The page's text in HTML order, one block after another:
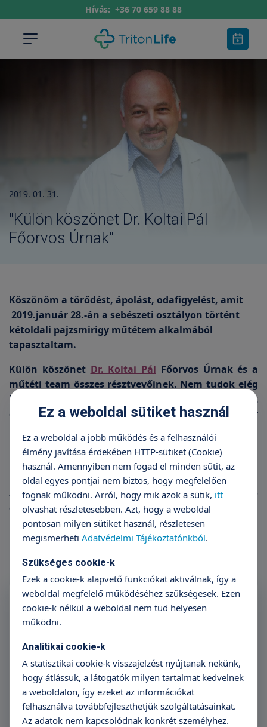
Hívás: +36 70 659 88 88
2019. 01. 31.
"Külön köszönet Dr. Koltai Pál
Főorvos Úrnak"
Köszönöm a törődést, ápolást, odafigyelést, amit
2019.január 28.-án a sebészeti osztályon történt
kétoldali pajzsmirigy műtétem alkalmából
tapasztaltam.
Külön köszönet Dr. Koltai Pál Főorvos Úrnak és a
műtéti team összes résztvevőinek. Nem tudok elég
hálás lenni. Nagyon sok szeretettel gondolok az
osztály dolgozóira, kiemelten Ildikó Főnővér
műtét előtt lelkiekben is erősítést adott.
A Róbert Magánkórház összes dolgozójának jó
egészséget és további sikeres munkát kívánok!
Feliratkozás a Triton
Hírlevélre
Név
E-mail cím
Feliratkozás
Ez a weboldal sütiket használ
Ez a weboldal a jobb működés és a felhasználói
élmény javítása érdekében HTTP-sütiket (Cookie)
használ. Amennyiben nem fogad el minden sütit, az
oldal egyes pontjai nem biztos, hogy megfelelően
fognak működni. Arról, hogy mik azok a sütik, itt
olvashat részletesebben. Azt, hogy a weboldal
pontosan milyen sütiket használ, részletesen
megismerheti Adatvédelmi Tájékoztatónkból.
Szükséges cookie-k
Ezek a cookie-k alapvető funkciókat aktiválnak, így a
weboldal megfelelő működéséhez szükségesek. Ezen
cookie-k nélkül a weboldal nem tud helyesen
működni.
Analitikai cookie-k
A statisztikai cookie-k visszajelzést nyújtanak nekünk,
hogy átlássuk, a látogatók milyen tartalmat kedvelnek
a weboldalon, így ezeket az információkat
felhasználva továbbfejleszthetjük szolgáltatásainkat.
Az adatok nem kapcsolódnak konkrét személyhez.